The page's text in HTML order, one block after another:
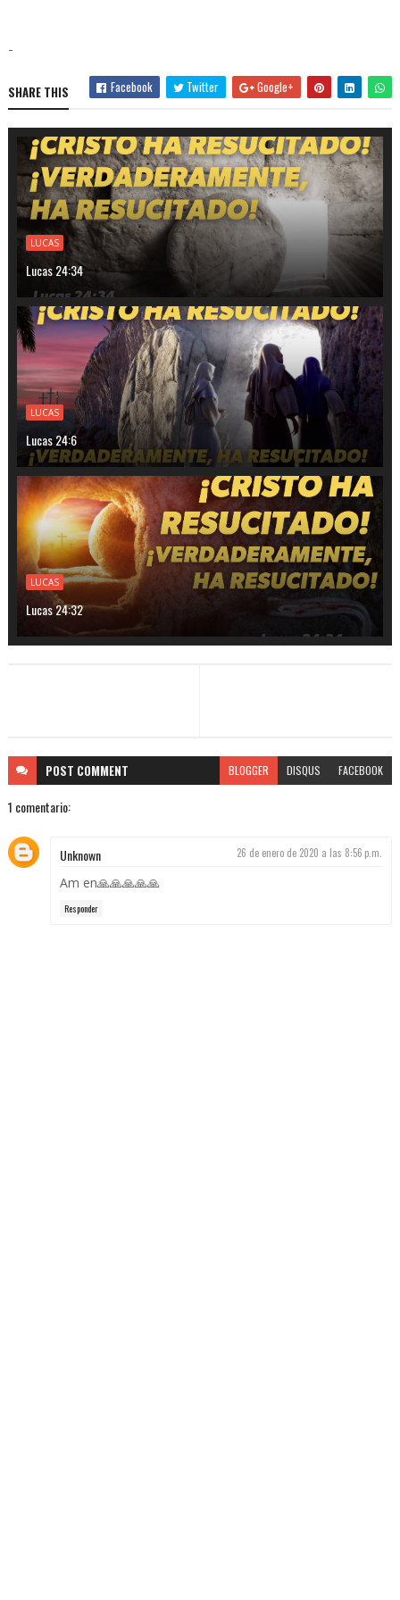
-
SHARE THIS Facebook Twitter Google+
LUCAS
Lucas 24:34
LUCAS
Lucas 24:6
LUCAS
Lucas 24:32
POST COMMENT BLOGGER DISQUS FACEBOOK
1 comentario:
Unknown 26 de enero de 2020 a las 8:56 p.m.
Am en🙏🙏🙏🙏🙏
Responder